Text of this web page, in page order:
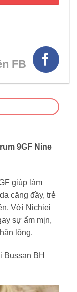
FB
9GF Nine
giúp làm
căng đầy, trẻ
Với Nichiei
sự ẩm mịn,
lông.
Bussan BH